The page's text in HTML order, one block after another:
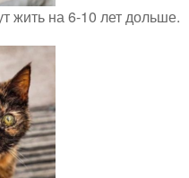
жить на 6-10 лет дольше.